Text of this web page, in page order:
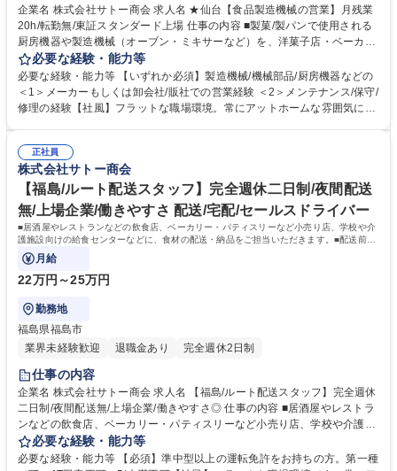
企業名 株式会社サトー商会 求人名 ★仙台【食品製造機械の営業】月残業
20h/転勤無/東証スタンダード上場 仕事の内容 ■製菓/製パンで使用される
厨房機器や製造機械（オーブン・ミキサーなど）を、洋菓子店・ベーカリ
ーなどに営業します。既に弊社から原料食材などを納入している取引先が
メインとなります。 ■製菓部（製菓/製パン材料を担当）の営業から取引先
の紹介を受けて同行して新規営業することもございます。 ■主食のパン化
（朝食のパンの浸透）が進んでいること、共働きの増加により中食（惣菜
★仙台【食品製造機械の営業】月残業20h/転勤無/東証スタンダード上場
必要な経験・能力等
必要な経験・能力等 【いずれか必須】製造機械/機械部品/厨房機器などの
＜1＞メーカーもしくは卸会社/販社での営業経験 ＜2＞メンテナンス/保守/
修理の経験【社風】フラットな職場環境。常にアットホームな雰囲気に包
として創業した当社は東北各地に事業を展開中。1948年創業の長い歴史
を持ち、老舗企業として知名度も◎長期目標1,000億円を目指し、商品開
発とサービス体制強化メニュー提案の充実を図り、シェア獲得に努めてい
ます。 学歴・資格 学歴：大学院 大学 高専 短大 専修学校 高校 語学力：
資格：
正社員
株式会社サトー商会
【福島/ルート配送スタッフ】完全週休二日制/夜間配送
無/上場企業/働きやすさ 配送/宅配/セールスドライバー
■居酒屋やレストランなどの飲食店、ベーカリー・パティスリーなど小売り店、学校や介
護施設向けの給食センターなどに、食材の配送・納品をご担当いただきます。■配送前は
積荷の点検、納品時は伝票照合（納品）を
月給
22万円～25万円
勤務地
福島県福島市
業界未経験歓迎
退職金あり 完全週休2日制
仕事の内容
企業名 株式会社サトー商会 求人名 【福島/ルート配送スタッフ】完全週休
二日制/夜間配送無/上場企業/働きやすさ◎ 仕事の内容 ■居酒屋やレストラ
ンなどの飲食店、ベーカリー・パティスリーなど小売り店、学校や介護施
設向けの給食センターなどに、食材の配送・納品をご担当いただきます。
■配送前は積荷の点検、納品時は伝票照合（納品）を 行います。■夜間配
必要な経験・能力等
必要な経験・能力等 【必須】準中型以上の運転免許をお持ちの方。第一種